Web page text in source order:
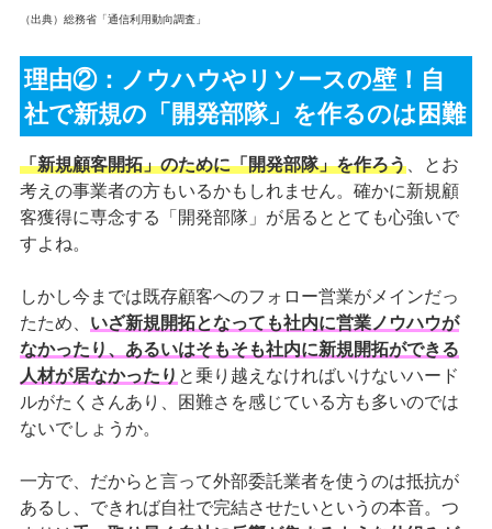
（出典）総務省「通信利用動向調査」
理由②：ノウハウやリソースの壁！自
社で新規の「開発部隊」を作るのは困難
「新規顧客開拓」のために「開発部隊」を作ろう、とお
考えの事業者の方もいるかもしれません。確かに新規顧
客獲得に専念する「開発部隊」が居るととても心強いで
すよね。
しかし今までは既存顧客へのフォロー営業がメインだっ
たため、 いざ新規開拓となっても社内に営業ノウハウが
なかったり、あるいはそもそも社内に新規開拓ができる
人材が居なかったり と乗り越えなければいけないハード
ルがたくさんあり、困難さを感じている方も多いのでは
ないでしょうか。
一方で、だからと言って外部委託業者を使うのは抵抗が
あるし、できれば自社で完結させたいというの本音。つ